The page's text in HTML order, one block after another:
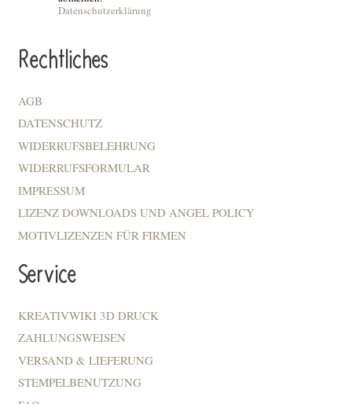
Datenschutzerklärung
Rechtliches
AGB
DATENSCHUTZ
WIDERRUFSBELEHRUNG
WIDERRUFSFORMULAR
IMPRESSUM
LIZENZ DOWNLOADS UND ANGEL POLICY
MOTIVLIZENZEN FÜR FIRMEN
Service
KREATIVWIKI 3D DRUCK
ZAHLUNGSWEISEN
VERSAND & LIEFERUNG
STEMPELBENUTZUNG